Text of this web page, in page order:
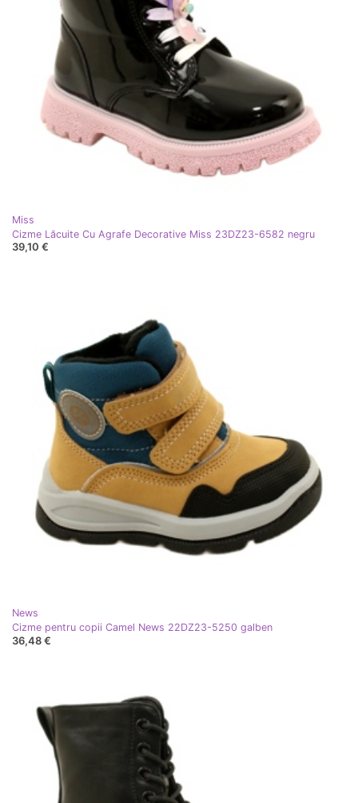
Miss
Cizme Lăcuite Cu Agrafe Decorative Miss 23DZ23-6582 negru
39,10 €
News
Cizme pentru copii Camel News 22DZ23-5250 galben
36,48 €